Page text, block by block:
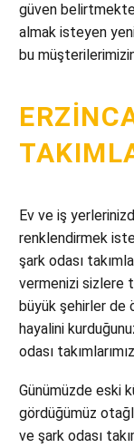
güven
almak isteyen
bu
Ev ve iş
renklendirmek
şark odası
vermenizi sizlere
büyük şehirler de
hayalini
odası
Günümüzde eski
gördüğümüz
ve şark odası